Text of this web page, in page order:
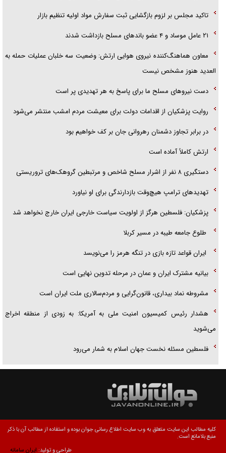
تاکید مجلس بر لزوم بازگشایی ثبت سفارش مواد اولیه تنظیم بازار
۲۱ عامل موساد و ۴ عضو باند‌های مسلح بازداشت شدند
معاون هماهنگ‌کننده نیروی هوایی ارتش: وضعیت سه خلبان عملیات حمله به
العدید هنوز مشخص نیست
دست نیرو‌های مسلح ما برای پاسخ به هر تهدیدی پر است
روایت پزشکیان از اقدامات دولت برای معیشت مردم امشب منتشر می‌شود
در برابر تجاوز دشمنان رهروانی جان بر کف خواهیم بود
ارتش کاملاً آماده است
دستگیری ۸ نفر از اشرار مسلح شاخص و مرتبطین گروهک‌های تروریستی
تهدید‌های ترامپ هیچ‌وقت بازدارندگی برای او نیاورد
پزشکیان: فلسطین هرگز از اولویت سیاست خارجی ایران خارج نخواهد شد
طلوع جامعه طیبه در مسیر کربلا
ایران قواعد تازه بازی در تنگه هرمز را می‌نویسد
بیانیه مشترک ایران و عمان در مرحله تدوین نهایی است
مشروطه نماد بیداری، قانون‌گرایی و مردم‌سالاری ملت ایران است
هشدار رئیس کمیسیون امنیت ملی به آمریکا: به زودی از منطقه اخراج
می‌شوید
فلسطین مسئله نخست جهان اسلام به شمار می‌رود
کلیه مطالب این سایت متعلق به وب سایت اطلاع رسانی جوان بوده و استفاده از مطالب آن با ذکر
منبع بلامانع است.
طراحی و تولید: ایران سامانه